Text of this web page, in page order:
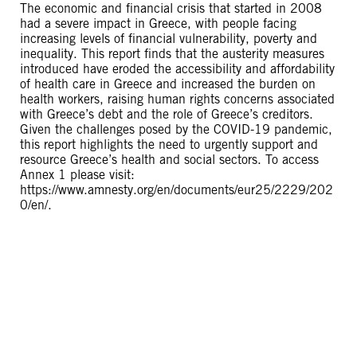
The economic and financial crisis that started in 2008
had a severe impact in Greece, with people facing
increasing levels of financial vulnerability, poverty and
inequality. This report finds that the austerity measures
introduced have eroded the accessibility and affordability
of health care in Greece and increased the burden on
health workers, raising human rights concerns associated
with Greece’s debt and the role of Greece’s creditors.
Given the challenges posed by the COVID-19 pandemic,
this report highlights the need to urgently support and
resource Greece’s health and social sectors. To access
Annex 1 please visit:
https://www.amnesty.org/en/documents/eur25/2229/202
0/en/.